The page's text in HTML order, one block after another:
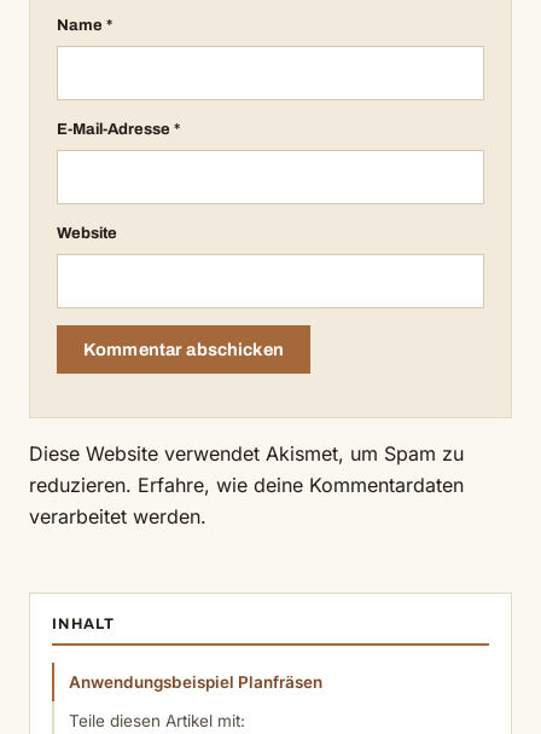
Name *
E-Mail-Adresse *
Website
Diese Website verwendet Akismet, um Spam zu
reduzieren. Erfahre, wie deine Kommentardaten
verarbeitet werden.
INHALT
Anwendungsbeispiel Planfräsen
Teile diesen Artikel mit: